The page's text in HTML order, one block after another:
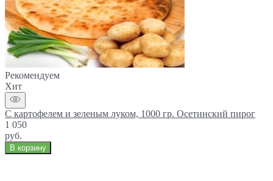
Рекомендуем
Хит
С картофелем и зеленым луком, 1000 гр. Осетинский пирог
1 050
руб.
В корзину